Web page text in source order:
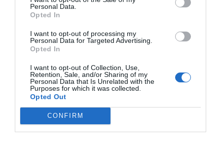
Personal Data.
Opted In
I want to opt-out of processing my
Personal Data for Targeted Advertising.
Opted In
I want to opt-out of Collection, Use,
Retention, Sale, and/or Sharing of my
Personal Data that Is Unrelated with the
Purposes for which it was collected.
Opted Out
CONFIRM
3 de abril: Quizás todavía es pronto
Dicen que la primera fábrica de la historia fue un
Mill, puesto en marcha en 1720 en Derby
(Inglaterra). El primer sindicato del mundo fue el
de mecánicos en Filadelfia (Estados Unidos),
creado en 1827. Es decir, entre la primera fábrica
y el primer sindicato hay más de un siglo. Visto